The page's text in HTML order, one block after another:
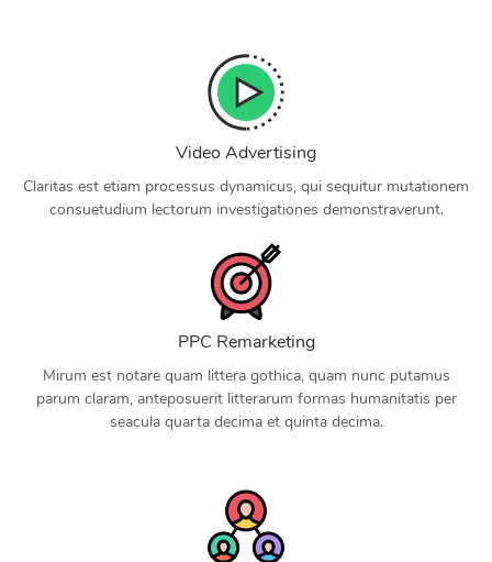
Video Advertising
Claritas est etiam processus dynamicus, qui sequitur mutationem
consuetudium lectorum investigationes demonstraverunt.
PPC Remarketing
Mirum est notare quam littera gothica, quam nunc putamus
parum claram, anteposuerit litterarum formas humanitatis per
seacula quarta decima et quinta decima.